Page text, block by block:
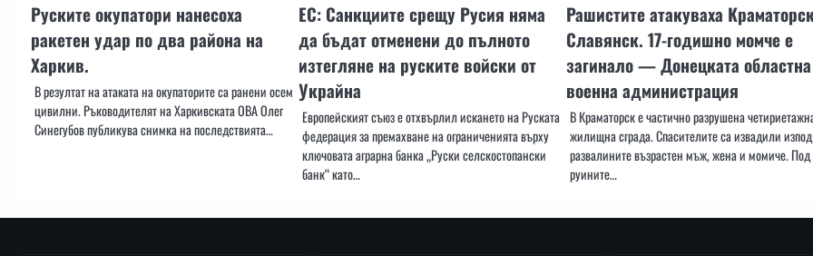
Руските окупатори нанесоха
ракетен удар по два района на
Харкив.
В резултат на атаката на окупаторите са ранени осем
цивилни. Ръководителят на Харкивската ОВА Олег
Синегубов публикува снимка на последствията…
ЕС: Санкциите срещу Русия няма
да бъдат отменени до пълното
изтегляне на руските войски от
Украйна
Европейският съюз е отхвърлил искането на Руската
федерация за премахване на ограниченията върху
ключовата аграрна банка „Руски селскостопански
банк“ като…
Рашистите атакуваха
Славянск. 17-годишно момче е
загинало — Донецката областна
военна администрация
В Краматорск е частично разрушена
жилищна сграда. Спасителите са извадили изпод
развалините възрастен мъж, жена и момиче. Под
руините…